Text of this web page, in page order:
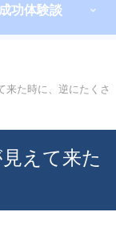
成功体験談
来た時に、逆にたくさ
えて来た